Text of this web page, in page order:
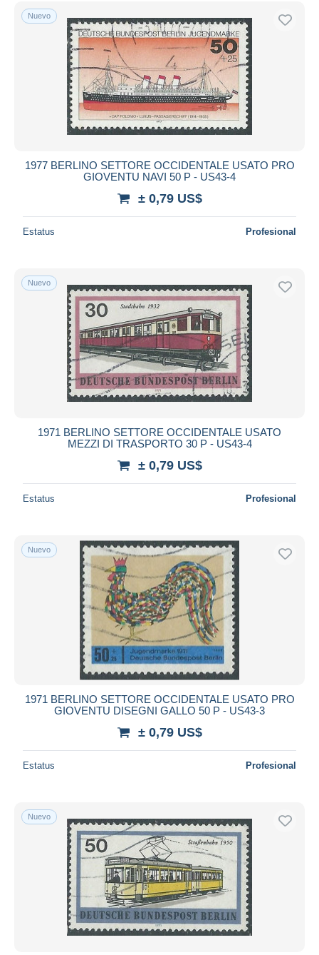
Sólo con descuento
Envío gratis
Métodos de pago
PayPal
Transferencia bancaria
Visa
Mastercard
iDeal
Maestro
Residencia del vendedor
Aplicar
Nuevo
1977 BERLINO SETTORE OCCIDENTALE USATO PRO
GIOVENTU NAVI 50 P - US43-4
± 0,79 US$
Estatus Profesional
Nuevo
1971 BERLINO SETTORE OCCIDENTALE USATO
MEZZI DI TRASPORTO 30 P - US43-4
± 0,79 US$
Estatus Profesional
Nuevo
1971 BERLINO SETTORE OCCIDENTALE USATO PRO
GIOVENTU DISEGNI GALLO 50 P - US43-3
± 0,79 US$
Estatus Profesional
Nuevo